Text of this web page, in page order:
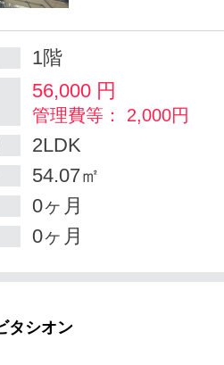
1階
56,000 円
管理費等： 2,000円
2LDK
54.07㎡
0ヶ月
0ヶ月
タシオン